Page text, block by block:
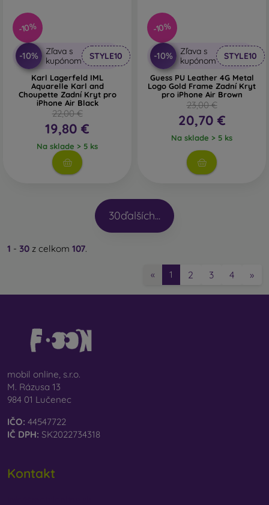
-10%
-10%
Zľava s
kupónom
STYLE10
Karl Lagerfeld IML
Aquarelle Karl and
Choupette Zadní Kryt pro
iPhone Air Black
22,00 €
19,80 €
Na sklade > 5 ks
-10%
-10%
Zľava s
kupónom
STYLE10
Guess PU Leather 4G Metal
Logo Gold Frame Zadní Kryt
pro iPhone Air Brown
23,00 €
20,70 €
Na sklade > 5 ks
30ďalších...
1 - 30 z celkom 107.
« 1 2 3 4 »
mobil online, s.r.o.
M. Rázusa 13
984 01 Lučenec
IČO: 44547722
IČ DPH: SK2022734318
Kontakt